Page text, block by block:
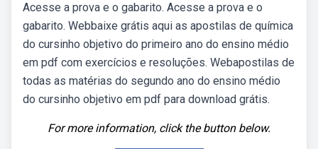
Acesse a prova e o gabarito. Acesse a prova e o
gabarito. Webbaixe grátis aqui as apostilas de química
do cursinho objetivo do primeiro ano do ensino médio
em pdf com exercícios e resoluções. Webapostilas de
todas as matérias do segundo ano do ensino médio
do cursinho objetivo em pdf para download grátis.
For more information, click the button below.